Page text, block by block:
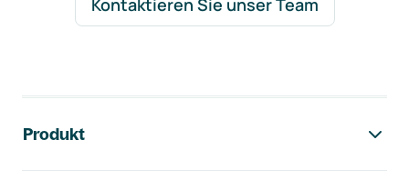
Kontaktieren Sie unser Team
Produkt